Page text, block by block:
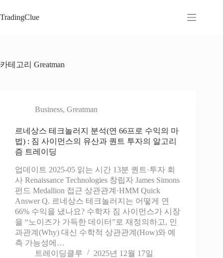
문
뛰
TradingClue
카테고리 Greatman
Business, Greatman
르네상스 테크놀러지 분석(연 66프로 수익의 마
법) : 짐 사이먼스의 유산과 퀀트 투자의 알고리
즘 트레이딩
업데이트 2025-05 읽는 시간 13분 퀀트·투자 회
사 Renaissance Technologies 창립자 James Simons
펀드 Medallion 접근 상관관계·HMM Quick
Answer Q. 르네상스 테크놀러지는 어떻게 연
66% 수익을 냈나요? 수학자 짐 사이먼스가 시장
을 “노이즈가 가득한 데이터”로 재정의하고, 인
과관계(Why) 대신 수학적 상관관계(How)와 예
측 가능성에…
트레이딩클루
2025년 12월 17일